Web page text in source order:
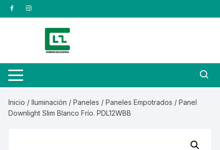
Saltar
al
Inicio /Iluminación /Paneles /Paneles Empotrados / Panel
Downlight Slim Blanco Frío. PDL12WBB